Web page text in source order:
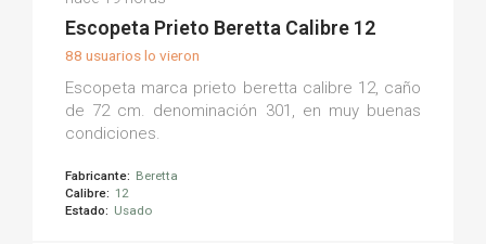
Escopeta Prieto Beretta Calibre 12
88 usuarios lo vieron
Escopeta marca prieto beretta calibre 12, caño
de 72 cm. denominación 301, en muy buenas
condiciones.
Fabricante: Beretta
Calibre: 12
Estado: Usado